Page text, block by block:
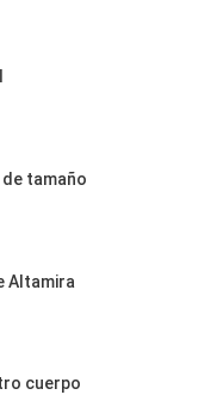
tamaño
Altamira
cuerpo